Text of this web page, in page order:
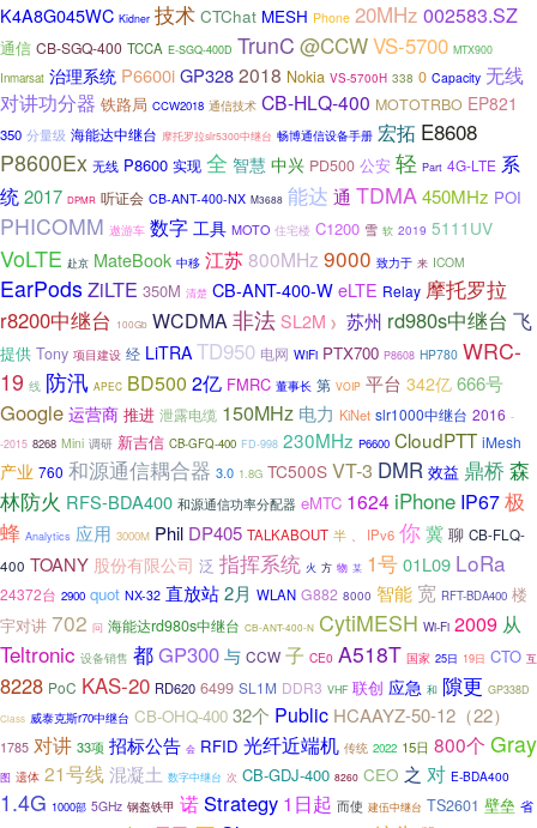
K4A8G045WC Kidner 技术 CTChat MESH Phone 20MHz 002583.SZ
通信 CB-SGQ-400 TCCA E-SGQ-400D TrunC @CCWVS-5700 MTX900
Inmarsat 治理系统 P6600iGP3282018 Nokia VS-5700H 338 0 Capacity 无线
对讲功分器 铁路局 CCW2018 通信技术 CB-HLQ-400 MOTOTRBO EP821
350 分量级 海能达中继台 摩托罗拉slr5300中继台 畅博通信设备手册 宏拓 E8608
P8600Ex 无线 P8600 实现 全 智慧 中兴 PD500 公安 轻 Part 4G-LTE 系
统2017 DPMR 听证会 CB-ANT-400-NX M3688 能达 通 TDMA450MHz POI
PHICOMM 遨游车 数字 工具 MOTO 住宅楼 C1200 雪 软 2019 5111UV
VoLTE 赴京 MateBook 中移 江苏800MHz 9000 致力于 来 ICOM
EarPods ZiLTE 350M 清楚 CB-ANT-400-WeLTE Relay 摩托罗拉
r8200中继台
100Gb WCDMA非法 SL2M 》 苏州 rd980s中继台 飞
提供 Tony 项目建设 经 LiTRA TD950 电网 WiFi PTX700 P8608 HP780 WRC-
19 线 防汛 APEC BD500 2亿 FMRC 董事长 第 VOIP 平台 342亿 666号
Google运营商 推进 泄露电缆 150MHz 电力 KiNet slr1000中继台 2016 -
-2015 8268 Mini 调研 新吉信 CB-GFQ-400 FD-998 230MHz P6600 CloudPTT iMesh
产业 760 和源通信耦合器 3.0 1.8G TC500S VT-3 DMR 效益 鼎桥 森
林防火 RFS-BDA400 和源通信功率分配器 eMTC 1624 iPhone IP67极
蜂 Analytics 应用 3000M Phil DP405 TALKABOUT 半 、 IPv6 你冀 聊 CB-FLQ-
400 TOANY 股份有限公司 泛 指挥系统 火 方 物 某 1号01L09 LoRa
24372台 2900 quot NX-32 直放站2月 WLAN G882 8000 智能 宽 RFT-BDA400 楼
宇对讲 702 问 海能达rd980s中继台 CB-ANT-400-N CytiMESH Wi-Fi 2009 从
Teltronic 设备销售 都GP300 与 CCW 子 CE0 A518T 国家 25日 19日 CTO 互
8228 PoC KAS-20 RD620 6499 SL1M DDR3 VHF 联创 应急 和 隙更 GP338D
Class 威泰克斯r70中继台 CB-OHQ-400 32个 Public HCAAYZ-50-12（22）
1785 对讲 33项 招标公告 会 RFID 光纤近端机 传统 2022 15日 800个 Gray
图 遗体 21号线 混凝土 数字中继台 次 CB-GDJ-400 8260 CEO 之 对 E-BDA400
1.4G 1000部 5GHz 钢盔铁甲 诺 Strategy 1日起 而使 建伍中继台 TS2601 壁垒 省